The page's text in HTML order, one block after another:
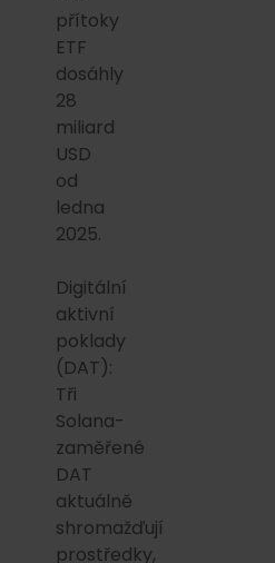
přítoky
ETF
dosáhly
28
miliard
USD
od
ledna
2025.
Digitální
aktivní
poklady
(DAT):
Tři
Solana-
zaměřené
DAT
aktuálně
shromažďují
prostředky,